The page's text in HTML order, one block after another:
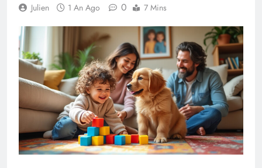
Julien 1 An Ago 0 7 Mins